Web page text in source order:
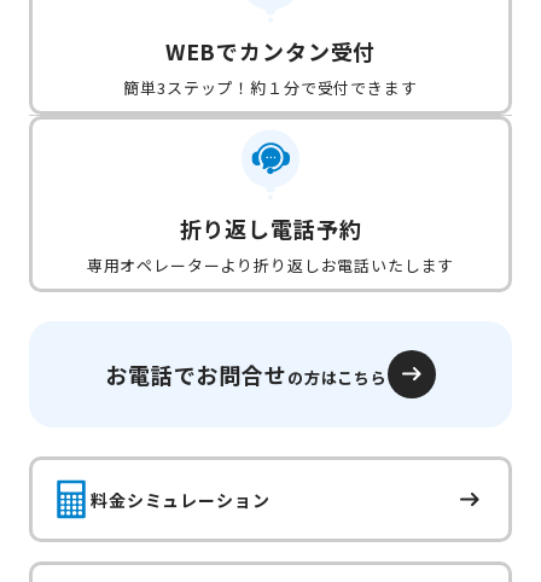
WEBでカンタン受付
簡単3ステップ！約１分で受付できます
折り返し電話予約
専用オペレーターより折り返しお電話いたします
お電話でお問合せの方はこちら
料金シミュレーション